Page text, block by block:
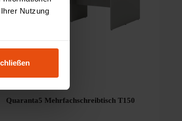
Nutzung
Quaranta5 Mehrfachschreibtisch T150